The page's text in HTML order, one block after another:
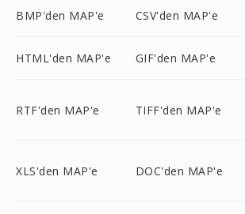
BMP'den MAP'e CSV'den MAP'e
HTML'den MAP'e GIF'den MAP'e
RTF'den MAP'e TIFF'den MAP'e
XLS'den MAP'e DOC'den MAP'e